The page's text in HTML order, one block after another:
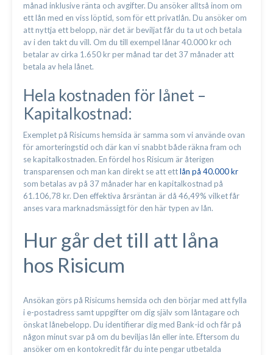
månad inklusive ränta och avgifter. Du ansöker alltså inom om
ett lån med en viss löptid, som för ett privatlån. Du ansöker om
att nyttja ett belopp, när det är beviljat får du ta ut och betala
av i den takt du vill. Om du till exempel lånar 40.000 kr och
betalar av cirka 1.650 kr per månad tar det 37 månader att
betala av hela lånet.
Hela kostnaden för lånet –
Kapitalkostnad:
Exemplet på Risicums hemsida är samma som vi använde ovan
för amorteringstid och där kan vi snabbt både räkna fram och
se kapitalkostnaden. En fördel hos Risicum är återigen
transparensen och man kan direkt se att ettlån på 40.000 kr
som betalas av på 37 månader har en kapitalkostnad på
61.106,78 kr. Den effektiva årsräntan är då 46,49% vilket får
anses vara marknadsmässigt för den här typen av lån.
Hur går det till att låna
hos Risicum
Ansökan görs på Risicums hemsida och den börjar med att fylla
i e-postadress samt uppgifter om dig själv som låntagare och
önskat lånebelopp. Du identifierar dig med Bank-id och får på
någon minut svar på om du beviljas lån eller inte. Eftersom du
ansöker om en kontokredit får du inte pengar utbetalda